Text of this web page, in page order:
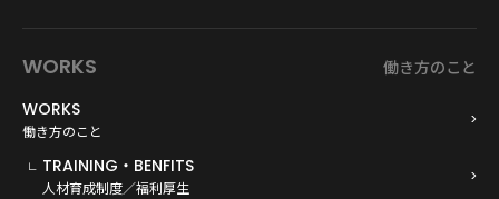
WORKS
働き方のこと
WORKS
働き方のこと
TRAINING・BENFITS
人材育成制度／福利厚生